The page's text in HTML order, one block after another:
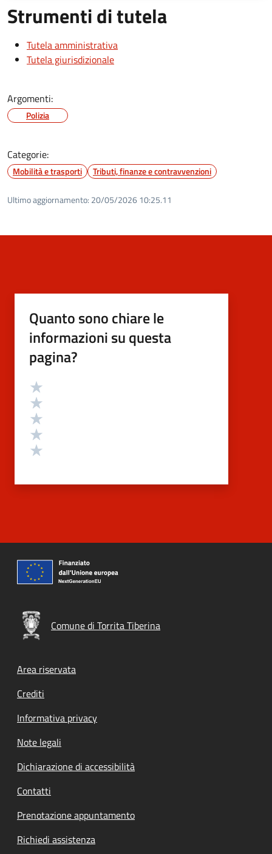
Strumenti di tutela
Tutela amministrativa
Tutela giurisdizionale
Argomenti:
Polizia
Categorie:
Mobilità e trasporti Tributi, finanze e contravvenzioni
Ultimo aggiornamento: 20/05/2026 10:25.11
Quanto sono chiare le
informazioni su questa
pagina?
Valutazione
Comune di Torrita Tiberina
Footer menu
Area riservata
Crediti
Informativa privacy
Note legali
Dichiarazione di accessibilità
Contatti
Prenotazione appuntamento
Richiedi assistenza